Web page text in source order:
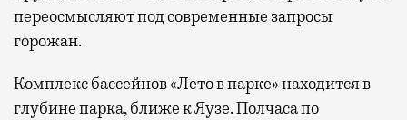
переосмысляют под современные запросы
горожан.
Комплекс бассейнов «Лето в парке» находится в
глубине парка, ближе к Яузе. Полчаса по